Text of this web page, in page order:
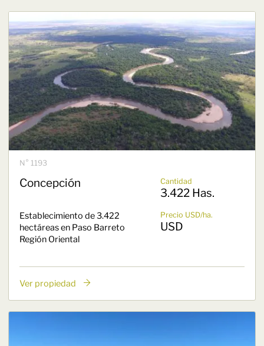
N° 1193
Concepción Cantidad
3.422 Has.
Establecimiento de 3.422
hectáreas en Paso Barreto
Región Oriental
Precio USD/ha.
USD
Ver propiedad